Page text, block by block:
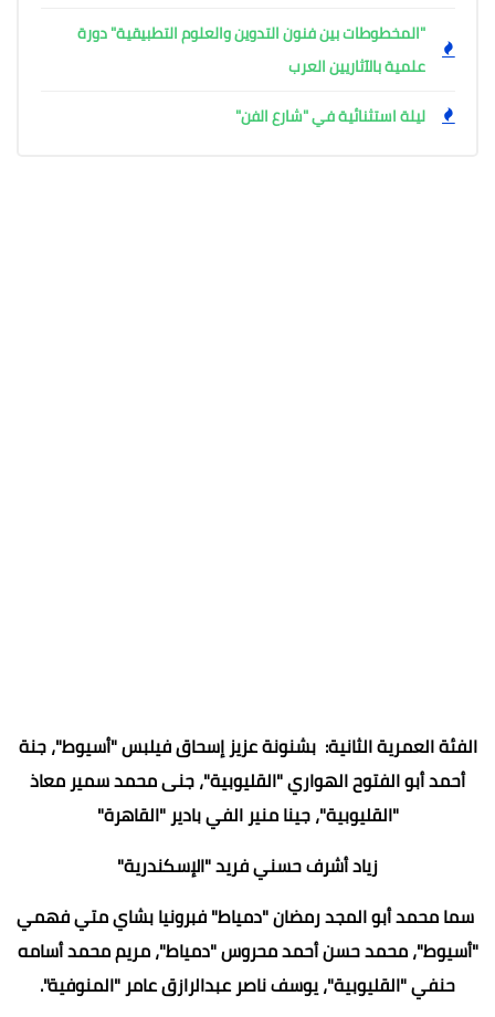
"المخطوطات بين فنون التدوين والعلوم التطبيقية" دورة
علمية بالآثاريين العرب
ليلة استثنائية في "شارع الفن"
الفئة العمرية الثانية: بشنونة عزيز إسحاق فيلبس "أسيوط"، جنة
أحمد أبو الفتوح الهواري "القليوبية"، جنى محمد سمير معاذ
"القليوبية"، جينا منير الفي بادير "القاهرة"
زياد أشرف حسني فريد "الإسكندرية"
سما محمد أبو المجد رمضان "دمياط" فبرونيا بشاي متي فهمي
"أسيوط"، محمد حسن أحمد محروس "دمياط"، مريم محمد أسامه
حنفي "القليوبية"، يوسف ناصر عبدالرازق عامر "المنوفية".